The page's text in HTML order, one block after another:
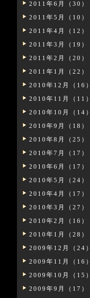
2011年6月（30）
2011年5月（10）
2011年4月（12）
2011年3月（19）
2011年2月（20）
2011年1月（22）
2010年12月（16）
2010年11月（11）
2010年10月（14）
2010年9月（18）
2010年8月（25）
2010年7月（17）
2010年6月（17）
2010年5月（24）
2010年4月（17）
2010年3月（27）
2010年2月（16）
2010年1月（28）
2009年12月（24）
2009年11月（16）
2009年10月（15）
2009年9月（17）